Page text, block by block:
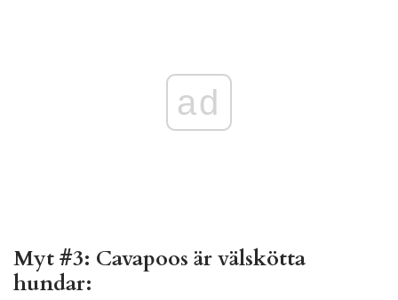
ad
Myt #3: Cavapoos är välskötta
hundar: